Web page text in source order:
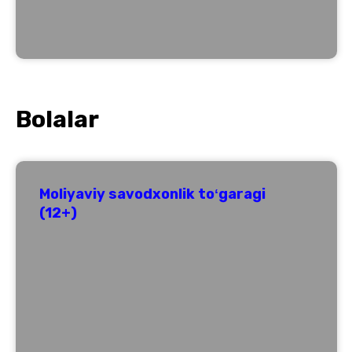
Bolalar
Moliyaviy savodxonlik toʻgaragi
(12+)